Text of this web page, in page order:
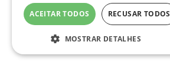
ACEITAR TODOS RECUSAR TODOS
MOSTRAR DETALHES